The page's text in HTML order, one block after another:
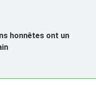
honnêtes ont un